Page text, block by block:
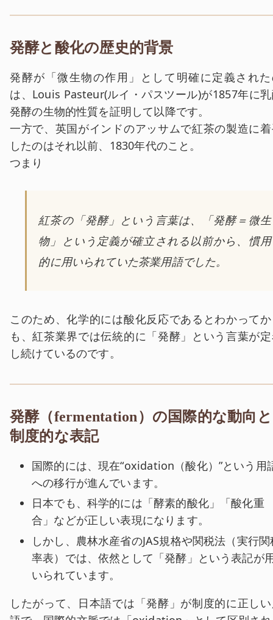
発酵と酸化の歴史的背景
発酵が「微生物の作用」として明確に定義され
は、Louis Pasteur(ルイ・パスツール)が1857年に
発酵の生物的性質を証明して以降です。
一方で、英国がインドのアッサムで紅茶の製造に
したのはそれ以前、1830年代のこと。
つまり
紅茶の「発酵」という言葉は、「発酵＝微生
物」という定義が確立される以前から、慣用
的に用いられていた茶業用語でした。
このため、化学的には酸化反応であるとわかって
も、紅茶業界では伝統的に「発酵」という言葉が
し続けているのです。
発酵（fermentation）の国際的な動向と
制度的な表記
国際的には、現在“oxidation（酸化）”という用
への移行が進んでいます。
日本でも、科学的には「酵素的酸化」「酸化重
合」などが正しい表現になります。
しかし、農林水産省のJAS規格や関税法（実行関
率表）では、依然として「発酵」という表記が
いられています。
したがって、日本語では「発酵」が制度的に正し